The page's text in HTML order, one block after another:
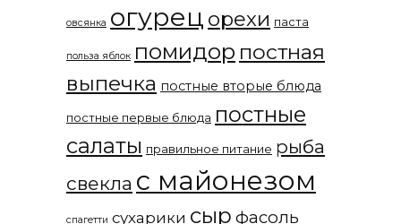
овсянка огурец орехи паста
польза яблок помидор постная
выпечка постные вторые блюда
постные первые блюда постные
салаты правильное питание рыба
свекла с майонезом
спагетти сухарики сыр фасоль